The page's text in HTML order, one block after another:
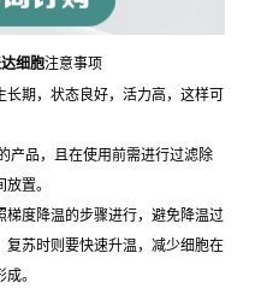
细胞注意事项
期，状态良好，活力高，这样可
产品，且在使用前需进行过滤除
置。
梯度降温的步骤进行，避免降温过
苏时则要快速升温，减少细胞在
。